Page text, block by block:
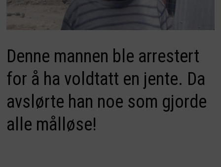
Denne mannen ble arrestert
for å ha voldtatt en jente. Da
avslørte han noe som gjorde
alle målløse!